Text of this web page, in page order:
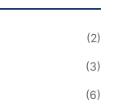
(2)
(3)
(6)